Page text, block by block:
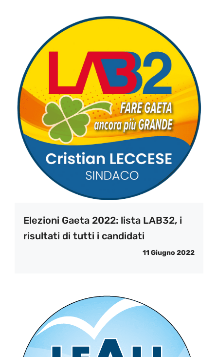
Elezioni Gaeta 2022: lista LAB32, i
risultati di tutti i candidati
11 Giugno 2022